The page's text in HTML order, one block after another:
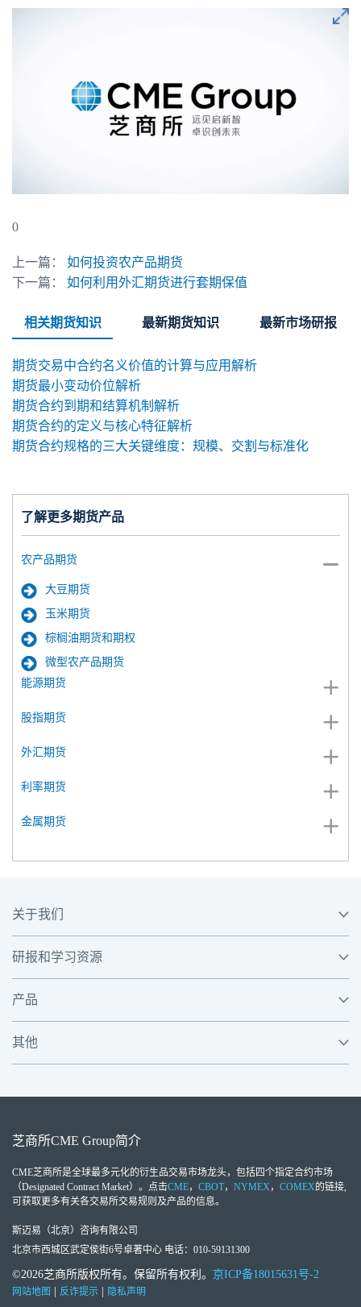
了解更多期货产品
农产品期货
大豆期货
玉米期货
棕榈油期货和期权
微型农产品期货
能源期货
股指期货
外汇期货
利率期货
金属期货
0
上一篇：
如何投资农产品期货
下一篇：
如何利用外汇期货进行套期保值
相关期货知识 最新期货知识 最新市场研报
期货交易中合约名义价值的计算与应用解析
期货最小变动价位解析
期货合约到期和结算机制解析
期货合约的定义与核心特征解析
期货合约规格的三大关键维度：规模、交割与标准化
关于我们
研报和学习资源
产品
其他
芝商所CME Group简介
CME芝商所是全球最多元化的衍生品交易市场龙头，包括四个指定合约市场
（Designated Contract Market）。点击CME， CBOT， NYMEX ， COMEX的链接,
可获取更多有关各交易所交易规则及产品的信息。
斯迈易（北京）咨询有限公司
北京市西城区武定侯街6号卓著中心 电话：010-59131300
©2026芝商所版权所有。保留所有权利。 京ICP备18015631号-2
网站地图 | 反诈提示 | 隐私声明